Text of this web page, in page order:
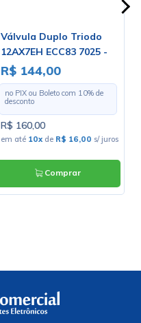
Válvula Duplo Triodo
12AX7EH ECC83 7025 -
Electro-Harmonix
R$ 144,00
no PIX ou Boleto com 10% de
desconto
R$ 160,00
em até 10xde R$ 16,00 s/ juros
Comprar